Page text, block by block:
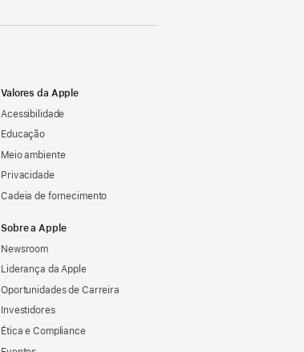
Valores da Apple
Acessibilidade
Educação
Meio ambiente
Privacidade
Cadeia de fornecimento
Sobre a Apple
Newsroom
Liderança da Apple
Oportunidades de Carreira
Investidores
Ética e Compliance